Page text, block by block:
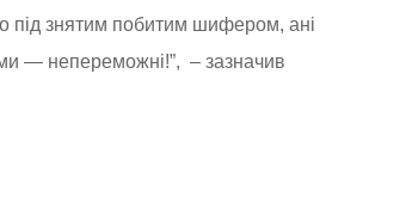
під знятим побитим шифером, ані
— непереможні!”, – зазначив